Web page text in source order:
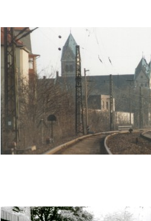
Alte Heimat Lindenau